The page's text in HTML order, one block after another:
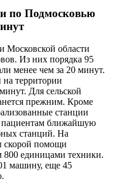
по Подмосковью
Московской области
Из них порядка 95
менее чем за 20 минут.
территории
Для сельской
прежним. Кроме
станции
пациентам ближайшую
станций. На
скорой помощи
800 единицами техники.
машину, еще 45